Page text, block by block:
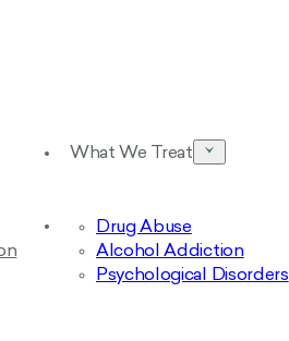
What We Treat
Drug Abuse
Alcohol Addiction
Psychological Disorders